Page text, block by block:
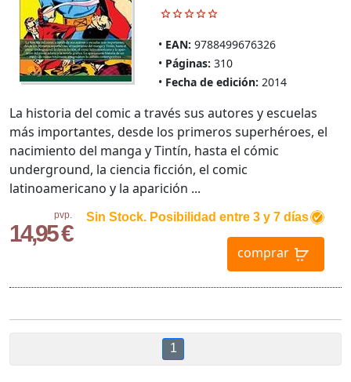
EAN: 9788499676326
Páginas: 310
Fecha de edición: 2014
pvp.
14,95 €
Sin Stock. Posibilidad entre 3 y 7 días
comprar
La historia del comic a través sus autores y escuelas
más importantes, desde los primeros superhéroes, el
nacimiento del manga y Tintín, hasta el cómic
underground, la ciencia ficción, el comic
latinoamericano y la aparición ...
1